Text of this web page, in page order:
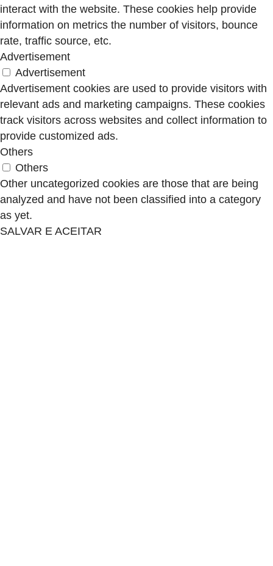
interact with the website. These cookies help provide
information on metrics the number of visitors, bounce
rate, traffic source, etc.
Advertisement
Advertisement
Advertisement cookies are used to provide visitors with
relevant ads and marketing campaigns. These cookies
track visitors across websites and collect information to
provide customized ads.
Others
Others
Other uncategorized cookies are those that are being
analyzed and have not been classified into a category
as yet.
SALVAR E ACEITAR